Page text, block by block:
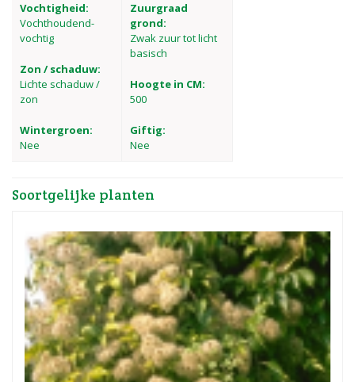
Vochtigheid:
Vochthoudend-
vochtig
Zon / schaduw:
Lichte schaduw /
zon
Wintergroen:
Nee
Zuurgraad
grond:
Zwak zuur tot licht
basisch
Hoogte in CM:
500
Giftig:
Nee
Soortgelijke planten